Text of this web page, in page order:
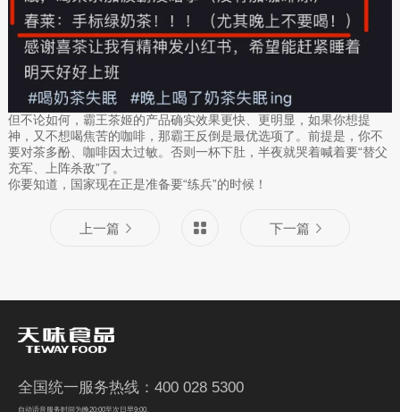
但不论如何，霸王茶姬的产品确实效果更快、更明显，如果你想提
神，又不想喝焦苦的咖啡，那霸王反倒是最优选项了。前提是，你不
要对茶多酚、咖啡因太过敏。否则一杯下肚，半夜就哭着喊着要“替父
充军、上阵杀敌”了。
你要知道，国家现在正是准备要“练兵”的时候！
上一篇 下一篇
全国统一服务热线：400 028 5300
自动语音服务时间为晚20:00至次日早9:00。